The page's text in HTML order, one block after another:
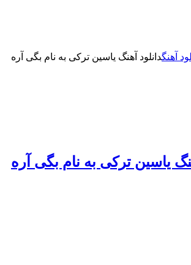
آهنگدانلود آهنگ یاسین ترکی به نام بگی آره
یاسین ترکی به نام بگی آره